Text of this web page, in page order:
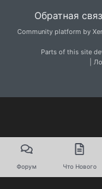
Обратная
Community platform by
Parts of this site
|
Форум Что Нового